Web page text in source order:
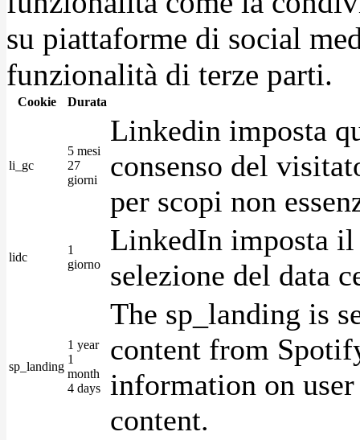
su piattaforme di social
funzionalità di terze parti.
Cookie Durata
li_gc
5 mesi
27
giorni
Linkedin imposta
consenso del
per scopi non
lidc
1
giorno
LinkedIn imposta
selezione del data
sp_landing
1 year
1
month
4 days
The sp_landing is
content from
information on
content.